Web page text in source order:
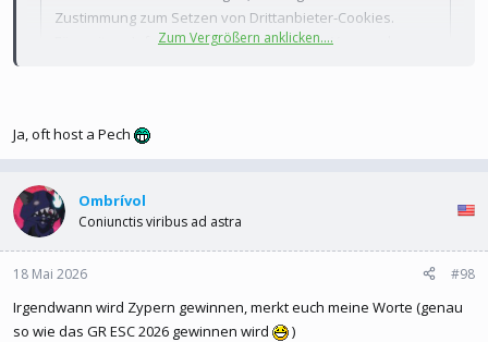
Zustimmung zum Setzen von Drittanbieter-Cookies.
Für weitere Informationen siehe die SeiteVerwendung
Zum Vergrößern anklicken....
Ja, oft host a Pech
Ombrívol
Coniunctis viribus ad astra
18 Mai 2026 #98
Irgendwann wird Zypern gewinnen, merkt euch meine Worte (genau
so wie das GR ESC 2026 gewinnen wird
)